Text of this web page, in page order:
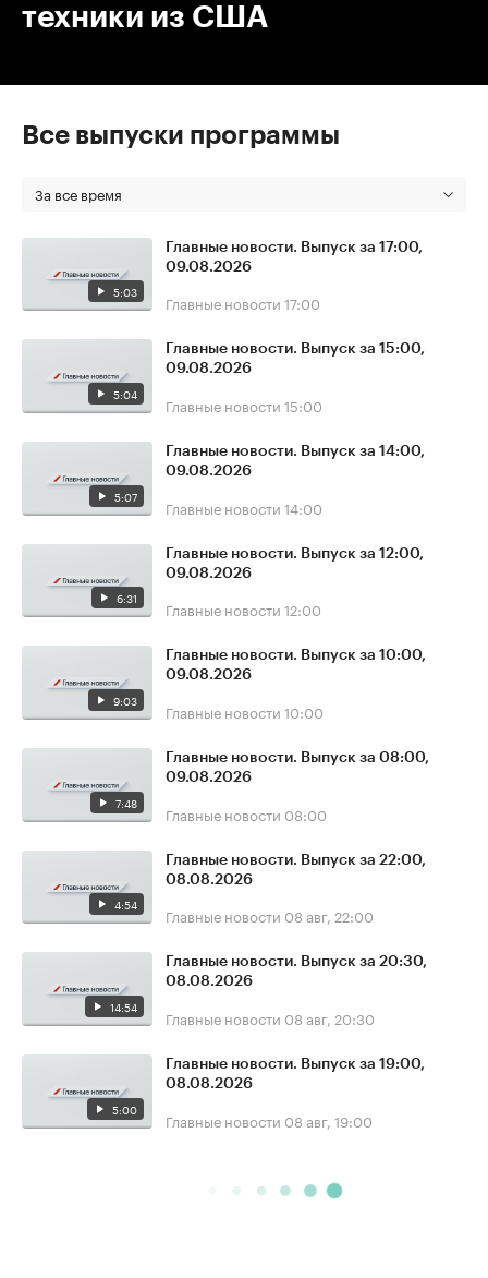
техники из США
Все выпуски программы
За все время
5:03
Главные новости. Выпуск за 17:00,
09.08.2026
Главные новости 17:00
5:04
Главные новости. Выпуск за 15:00,
09.08.2026
Главные новости 15:00
5:07
Главные новости. Выпуск за 14:00,
09.08.2026
Главные новости 14:00
6:31
Главные новости. Выпуск за 12:00,
09.08.2026
Главные новости 12:00
9:03
Главные новости. Выпуск за 10:00,
09.08.2026
Главные новости 10:00
7:48
Главные новости. Выпуск за 08:00,
09.08.2026
Главные новости 08:00
4:54
Главные новости. Выпуск за 22:00,
08.08.2026
Главные новости 08 авг, 22:00
14:54
Главные новости. Выпуск за 20:30,
08.08.2026
Главные новости 08 авг, 20:30
5:00
Главные новости. Выпуск за 19:00,
08.08.2026
Главные новости 08 авг, 19:00